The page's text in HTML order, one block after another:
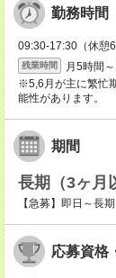
勤務時間
09:30-17:30（休憩
残業時間
月5時間～
※5,6月が主に繁忙
能性があります。
期間
長期（3ヶ月
【急募】即日～
応募資格